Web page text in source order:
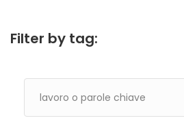
Filter by tag: